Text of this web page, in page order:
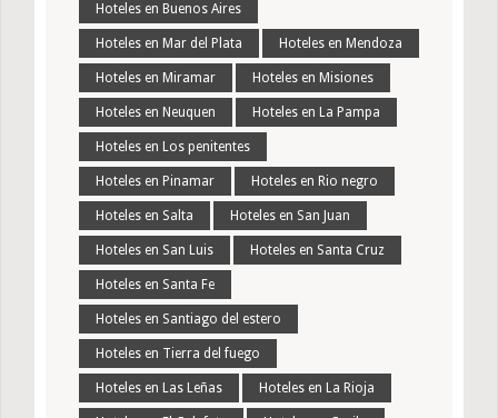
Hoteles en Buenos Aires
Hoteles en Mar del Plata Hoteles en Mendoza
Hoteles en Miramar Hoteles en Misiones
Hoteles en Neuquen Hoteles en La Pampa
Hoteles en Los penitentes
Hoteles en Pinamar Hoteles en Rio negro
Hoteles en Salta Hoteles en San Juan
Hoteles en San Luis Hoteles en Santa Cruz
Hoteles en Santa Fe
Hoteles en Santiago del estero
Hoteles en Tierra del fuego
Hoteles en Las Leñas Hoteles en La Rioja